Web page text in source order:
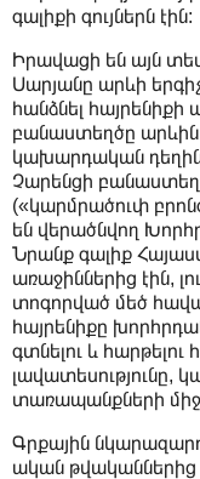
գալիքի գույներն էին:
Իրավացի են այն
Սարյանը արևի
հանձնել
բանաստեղծը արևին
կախարդական
Չարենցի
(«կարմրածուփ
են վերածնվող
Նրանք գալիք
առաջիններից էին,
տոգորված մեծ
հայրենիքը
գտնելու և
լավատեսությունը,
տառապանքների
Գրքային
ական թվականներից